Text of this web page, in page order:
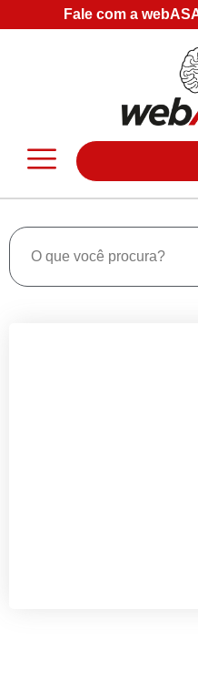
Fale com a